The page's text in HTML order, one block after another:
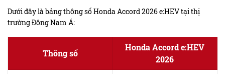
Dưới đây là bảng thông số Honda Accord 2026 e:HEV tại thị
trường Đông Nam Á:
Thông số
Honda Accord e:HEV
2026